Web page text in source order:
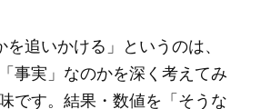
を追いかける」というのは、
事実」なのかを深く考えてみ
です。結果・数値を「そうな